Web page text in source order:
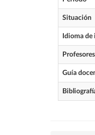
Situación
Idioma
Profesores
Guía